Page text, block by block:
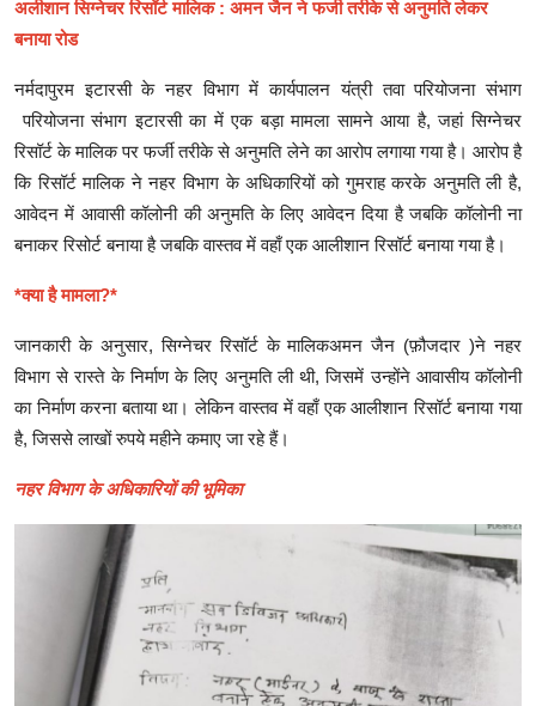
अलीशान सिग्नेचर रिसॉर्ट मालिक : अमन जैन ने फर्जी तरीके से अनुमति लेकर
बनाया रोड
नर्मदापुरम इटारसी के नहर विभाग में कार्यपालन यंत्री तवा परियोजना संभाग
परियोजना संभाग इटारसी का में एक बड़ा मामला सामने आया है, जहां सिग्नेचर
रिसॉर्ट के मालिक पर फर्जी तरीके से अनुमति लेने का आरोप लगाया गया है। आरोप है
कि रिसॉर्ट मालिक ने नहर विभाग के अधिकारियों को गुमराह करके अनुमति ली है,
आवेदन में आवासी कॉलोनी की अनुमति के लिए आवेदन दिया है जबकि कॉलोनी ना
बनाकर रिसोर्ट बनाया है जबकि वास्तव में वहाँ एक आलीशान रिसॉर्ट बनाया गया है।
*क्या है मामला?*
जानकारी के अनुसार, सिग्नेचर रिसॉर्ट के मालिकअमन जैन (फ़ौजदार )ने नहर
विभाग से रास्ते के निर्माण के लिए अनुमति ली थी, जिसमें उन्होंने आवासीय कॉलोनी
का निर्माण करना बताया था। लेकिन वास्तव में वहाँ एक आलीशान रिसॉर्ट बनाया गया
है, जिससे लाखों रुपये महीने कमाए जा रहे हैं।
नहर विभाग के अधिकारियों की भूमिका